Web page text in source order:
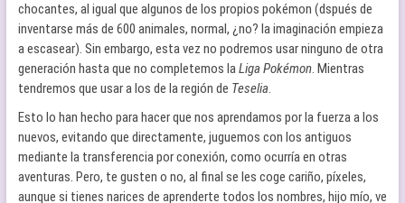
chocantes, al igual que algunos de los propios pokémon (dspués de
inventarse más de 600 animales, normal, ¿no? la imaginación empieza
a escasear). Sin embargo, esta vez no podremos usar ninguno de otra
generación hasta que no completemos laLiga Pokémon. Mientras
tendremos que usar a los de la región de Teselia.
Esto lo han hecho para hacer que nos aprendamos por la fuerza a los
nuevos, evitando que directamente, juguemos con los antiguos
mediante la transferencia por conexión, como ocurría en otras
aventuras. Pero, te gusten o no, al final se les coge cariño, píxeles,
aunque si tienes narices de aprenderte todos los nombres, hijo mío, ve